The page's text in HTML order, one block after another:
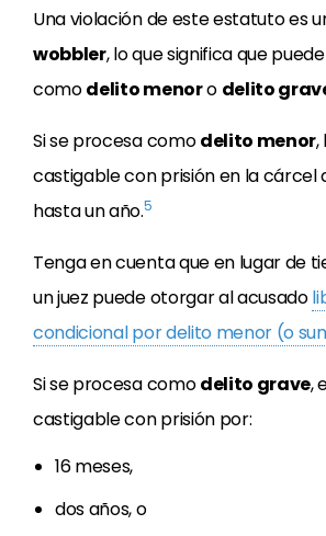
Una violación de este estatuto es
wobbler, lo que significa que
comodelito menoro delito
Si se procesa comodelito menor,
castigable con prisión en la cárcel
hasta un año.5
Tenga en cuenta que en lugar de
un juez puede otorgar al acusado
condicional por delito menor (o
Si se procesa comodelito grave,
castigable con prisión por:
16 meses,
dos años, o